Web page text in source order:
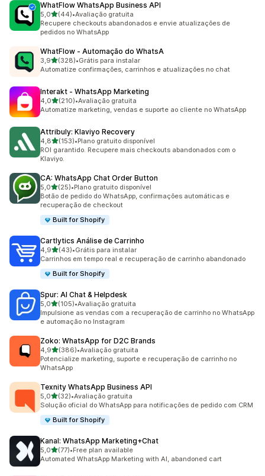
WhatFlow WhatsApp Business API
5,0de 5 estrelas
(44)
44 avaliações ao todo
•Avaliação gratuita
Recupere checkouts abandonados e envie atualizações de
pedidos no WhatsApp
WhatFlow ‑ Automação do WhatsA
3,9de 5 estrelas
(328)
328 avaliações ao todo
•Grátis para instalar
Automatize confirmações, carrinhos e atualizações no chat
Interakt ‑ WhatsApp Marketing
4,0de 5 estrelas
(210)
210 avaliações ao todo
•Avaliação gratuita
Automatize marketing, vendas e suporte ao cliente no WhatsApp
Attribuly: Klaviyo Recovery
4,8de 5 estrelas
(153)
153 avaliações ao todo
•Plano gratuito disponível
ROI garantido. Recupere mais checkouts abandonados com o
Klaviyo.
CA: WhatsApp Chat Order Button
5,0de 5 estrelas
(25)
25 avaliações ao todo
•Plano gratuito disponível
Botão de pedido do WhatsApp, confirmações automáticas e
recuperação de checkout
Built for Shopify
Cartlytics Análise de Carrinho
4,9de 5 estrelas
(43)
43 avaliações ao todo
•Grátis para instalar
Carrinhos em tempo real e recuperação de carrinho abandonado
Built for Shopify
Spur: AI Chat & Helpdesk
5,0de 5 estrelas
(105)
105 avaliações ao todo
•Avaliação gratuita
Impulsione as vendas com a recuperação de carrinho no WhatsApp
e automação no Instagram
Zoko: WhatsApp for D2C Brands
4,9de 5 estrelas
(386)
386 avaliações ao todo
•Avaliação gratuita
Potencialize marketing, suporte e recuperação de carrinho no
WhatsApp
Texnity WhatsApp Business API
5,0de 5 estrelas
(32)
32 avaliações ao todo
•Avaliação gratuita
Solução oficial do WhatsApp para notificações de pedido com CRM
Built for Shopify
Kanal: WhatsApp Marketing+Chat
5,0de 5 estrelas
(77)
77 avaliações ao todo
•Free plan available
Automated WhatsApp Marketing with AI, abandoned cart